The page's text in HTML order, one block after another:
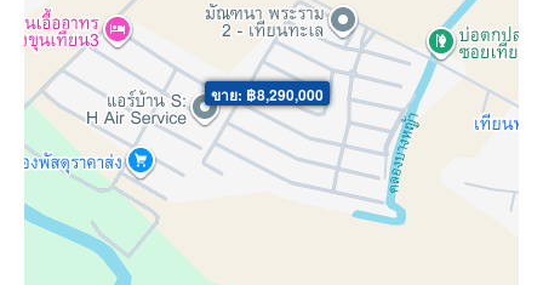
ขาย: ฿8,290,000